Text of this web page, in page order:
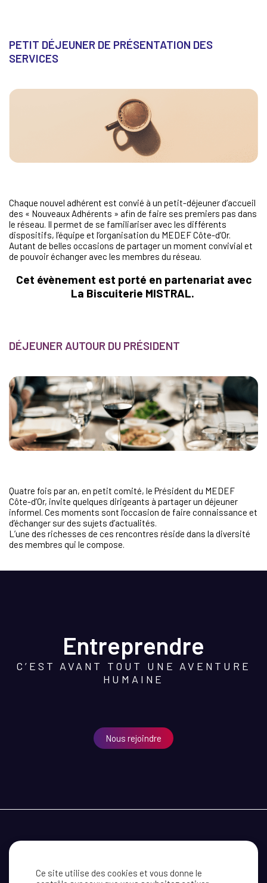
PETIT DÉJEUNER DE PRÉSENTATION DES
SERVICES
Chaque nouvel adhérent est convié à un petit-déjeuner d’accueil
des « Nouveaux Adhérents » afin de faire ses premiers pas dans
le réseau. Il permet de se familiariser avec les différents
dispositifs, l’équipe et l’organisation du MEDEF Côte-d’Or.
Autant de belles occasions de partager un moment convivial et
de pouvoir échanger avec les membres du réseau.
Cet évènement est porté en partenariat avec
La Biscuiterie MISTRAL.
DÉJEUNER AUTOUR DU PRÉSIDENT
Quatre fois par an, en petit comité, le Président du MEDEF
Côte-d’Or, invite quelques dirigeants à partager un déjeuner
informel. Ces moments sont l’occasion de faire connaissance et
d’échanger sur des sujets d’actualités.
L’une des richesses de ces rencontres réside dans la diversité
des membres qui le compose.
Entreprendre
C’EST AVANT TOUT UNE AVENTURE
HUMAINE
Nous rejoindre
CONTACT
Ce site utilise des cookies et vous donne le